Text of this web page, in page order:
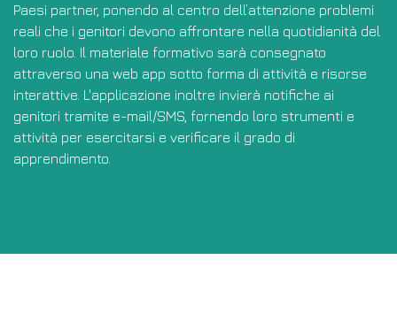
Paesi partner, ponendo al centro dell’attenzione problemi
reali che i genitori devono affrontare nella quotidianità del
loro ruolo. Il materiale formativo sarà consegnato
attraverso una web app sotto forma di attività e risorse
interattive. L'applicazione inoltre invierà notifiche ai
genitori tramite e-mail/SMS, fornendo loro strumenti e
attività per esercitarsi e verificare il grado di
apprendimento.